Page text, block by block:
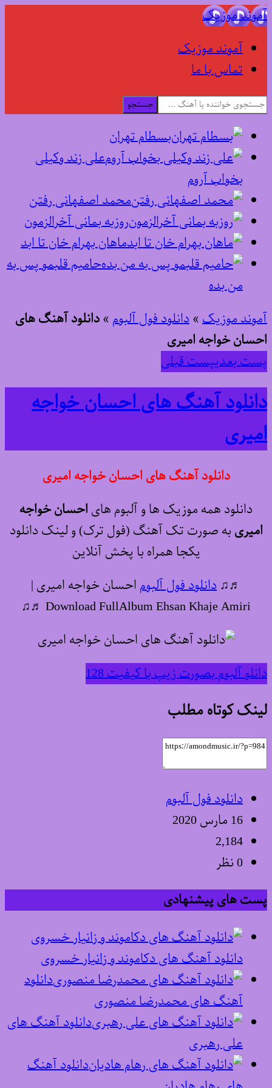
آموند موزیک
آموند موزیک
تماس با ما
جستجو
بسطام تهران
علی زند وکیلی
بخواب آروم
محمد اصفهانی رفتن
روزبه بمانی آخرالزمون
ماهان بهرام خان تا ابد
حامیم قلبمو پس به
من بده
آموند موزیک»دانلود فول آلبوم »دانلود آهنگ های
احسان خواجه امیری
پست بعدیپست قبلی
دانلود آهنگ های احسان خواجه
امیری
دانلود آهنگ های احسان خواجه امیری
دانلود همه موزیک ها و آلبوم های احسان خواجه
امیری به صورت تک آهنگ (فول ترک) و لینک دانلود
یکجا همراه با پخش آنلاین
♬♫ دانلود فول آلبوم احسان خواجه امیری |
Download FullAlbum Ehsan Khaje Amiri ♬♫
دانلو آلبوم بصورت زیپ با کیفیت 128
لینک کوتاه مطلب
دانلود فول آلبوم
16 مارس 2020
2,184
0 نظر
پست های پیشنهادی
دانلود آهنگ های دکاموند و زانیار خسروی
دانلود
آهنگ های محمدرضا منصوری
دانلود آهنگ های
علی رهبری
دانلود آهنگ